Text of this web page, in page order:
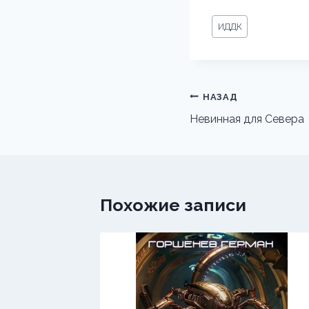
Метки
записи:
ИДДК
Навигация
по
НАЗАД
Невинная для Севера
Похожие записи